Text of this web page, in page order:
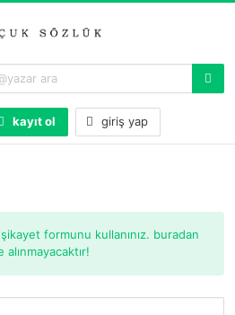
kayıt ol giriş yap
formunu kullanınız. buradan